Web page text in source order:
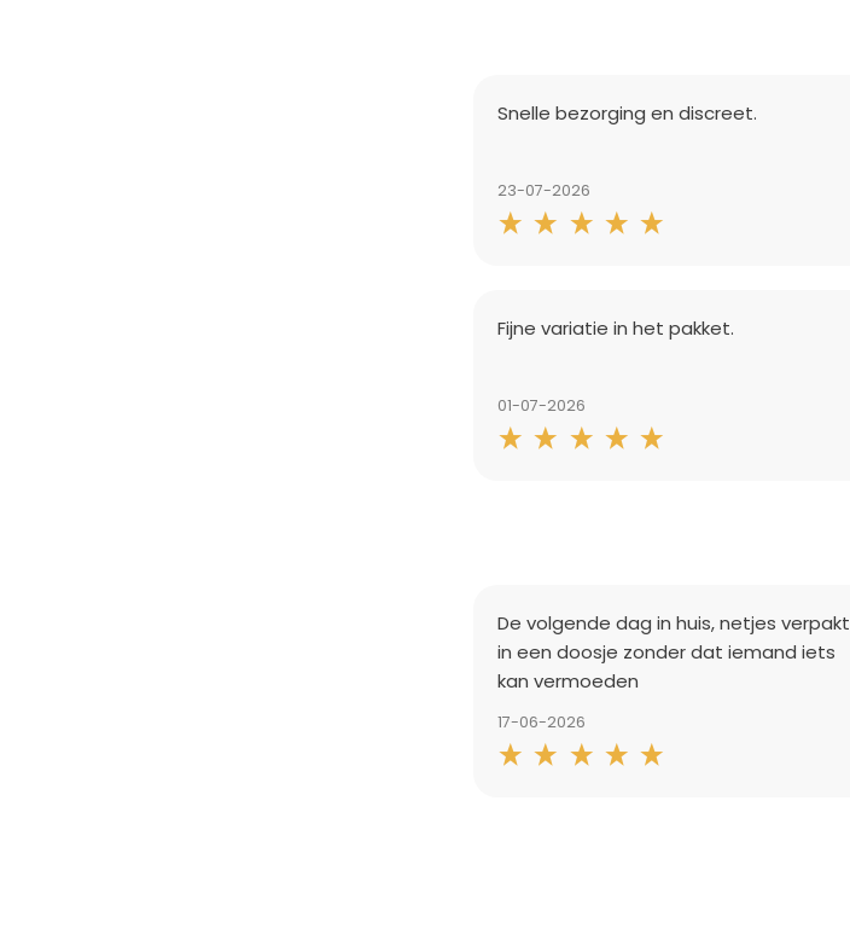
Snelle bezorging en discreet.
23-07-2026
Fijne variatie in het pakket.
01-07-2026
De volgende dag in huis, netjes verpakt
in een doosje zonder dat iemand iets
kan vermoeden
17-06-2026